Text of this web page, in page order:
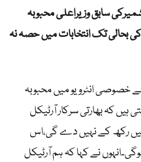
سابق وزیراعلی محبوبہ
مفتی نے آرٹیکل 370کی بحالی تک انتخابات میں حصہ نہ
خصوصی انٹرویو میں محبوبہ
ہیں کہ بھارتی سرکار آرٹیکل
میں رکھ کے نہیں دے گی،اس
نے کہا کہ ہم آرٹیکل